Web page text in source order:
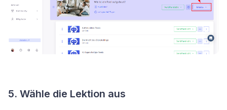
5. Wähle die Lektion aus